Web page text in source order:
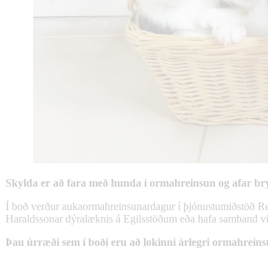
Skylda er að fara með hunda í ormahreinsun og afar
Í boð verður aukaormahreinsunardagur í þjónustumiðstöð
Haraldssonar dýralæknis á Egilsstöðum eða hafa
Þau úrræði sem í boði eru að lokinni árlegri